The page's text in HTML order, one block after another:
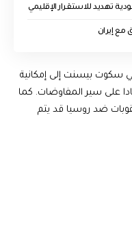
تهديد للاستقرار الإقليمي
مع إيران
سكوت بيسنت إلى إمكانية
على سير المفاوضات. كما
فبراير بأن العقوبات ضد روسيا قد يتم